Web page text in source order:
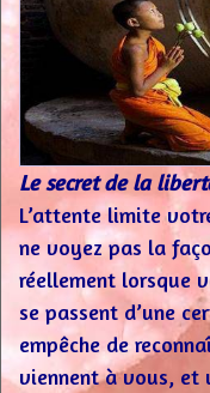
Le secret de la
L’attente limite
ne voyez pas la
réellement lorsque
se passent d’une
empêche de
viennent à vous, et